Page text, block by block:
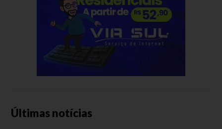
Últimas notícias